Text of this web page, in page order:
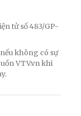
tử số 483/GP-
không có sự
VTV.vn khi